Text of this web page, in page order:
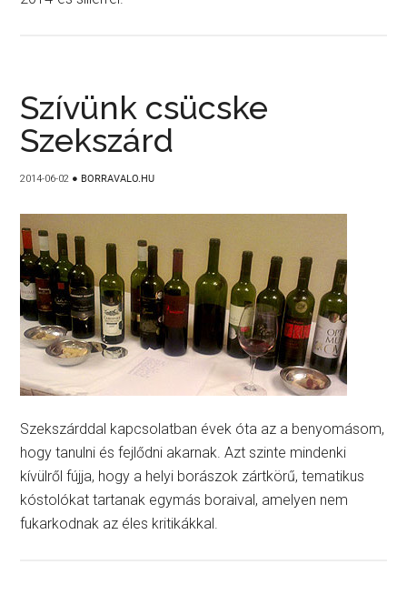
Szívünk csücske
Szekszárd
2014-06-02 ● BORRAVALO.HU
Szekszárddal kapcsolatban évek óta az a benyomásom,
hogy tanulni és fejlődni akarnak. Azt szinte mindenki
kívülről fújja, hogy a helyi borászok zártkörű, tematikus
kóstolókat tartanak egymás boraival, amelyen nem
fukarkodnak az éles kritikákkal.